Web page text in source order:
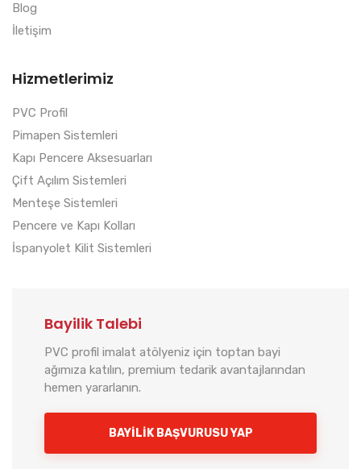
Blog
İletişim
Hizmetlerimiz
PVC Profil
Pimapen Sistemleri
Kapı Pencere Aksesuarları
Çift Açılım Sistemleri
Menteşe Sistemleri
Pencere ve Kapı Kolları
İspanyolet Kilit Sistemleri
Bayilik Talebi
PVC profil imalat atölyeniz için toptan bayi
ağımıza katılın, premium tedarik avantajlarından
hemen yararlanın.
BAYILIK BAŞVURUSU YAP
Gelişim Pen
Çevrimiçi
Merhaba! 👋 Size nasıl yardımcı olabiliriz?